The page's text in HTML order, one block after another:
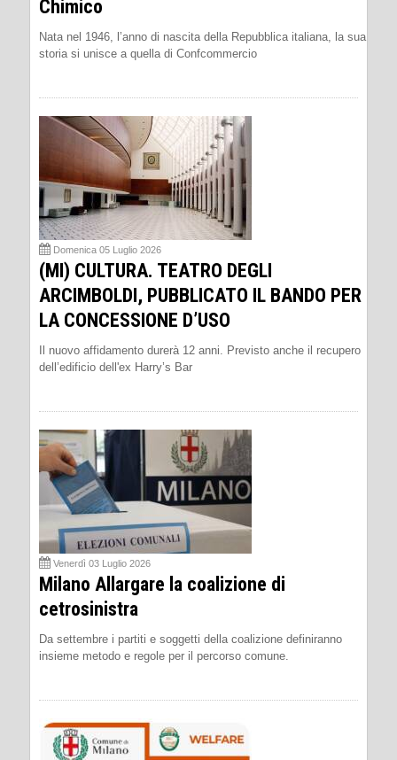
Chimico
Nata nel 1946, l’anno di nascita della Repubblica italiana, la sua
storia si unisce a quella di Confcommercio
Domenica 05 Luglio 2026
(MI) CULTURA. TEATRO DEGLI
ARCIMBOLDI, PUBBLICATO IL BANDO PER
LA CONCESSIONE D’USO
Il nuovo affidamento durerà 12 anni. Previsto anche il recupero
dell’edificio dell'ex Harry’s Bar
Venerdì 03 Luglio 2026
Milano Allargare la coalizione di
cetrosinistra
Da settembre i partiti e soggetti della coalizione definiranno
insieme metodo e regole per il percorso comune.